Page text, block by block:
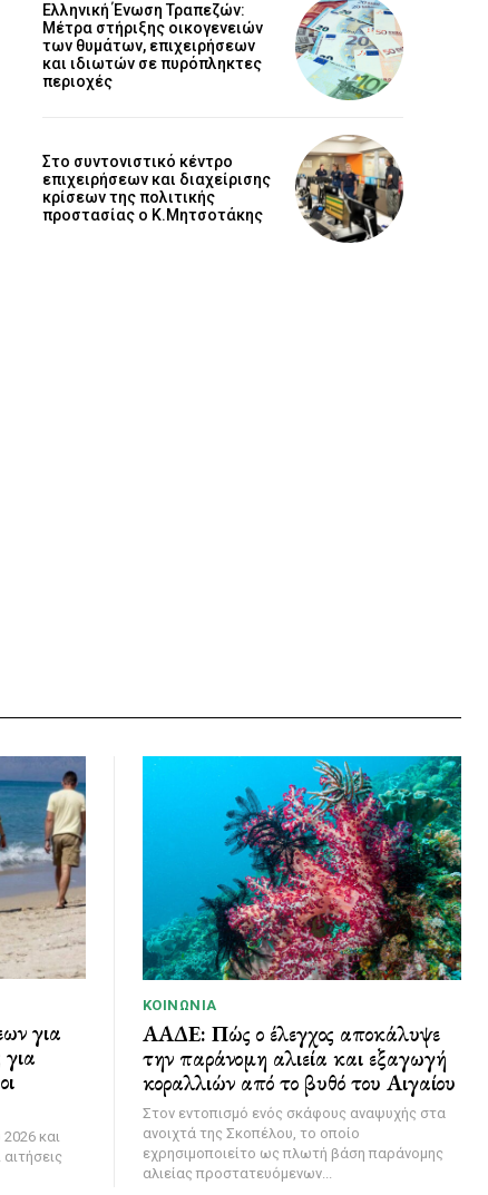
Ελληνική Ένωση Τραπεζών:
Μέτρα στήριξης οικογενειών
των θυμάτων, επιχειρήσεων
και ιδιωτών σε πυρόπληκτες
περιοχές
Στο συντονιστικό κέντρο
επιχειρήσεων και διαχείρισης
κρίσεων της πολιτικής
προστασίας ο Κ.Μητσοτάκης
για
και
ΚΟΙΝΩΝΊΑ
ΑΑΔΕ: Πώς ο έλεγχος αποκάλυψε
την παράνομη αλιεία και εξαγωγή
κοραλλιών από το βυθό του Αιγαίου
Στον εντοπισμό ενός σκάφους αναψυχής στα
ανοιχτά της Σκοπέλου, το οποίο
εχρησιμοποιείτο ως πλωτή βάση παράνομης
αλιείας προστατευόμενων...